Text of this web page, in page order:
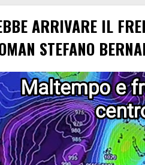
ARRIVARE IL
STEFANO